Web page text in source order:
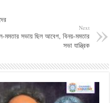
Next
মমতার সভায় ছিল আবেগ, বিনয়-মমতার
সভা যান্ত্রিক